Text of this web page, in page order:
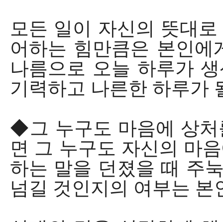
모든 일이 자신의 뜻대
어하는 힘만큼은 본인
나름으로 오늘 하루가
기력하고 나른한 하루가
◆그 누구도 마음에 상처
면 그 누구도 자신의 마
하는 말을 던졌을 때 주
넘길 것인지의 여부는 본